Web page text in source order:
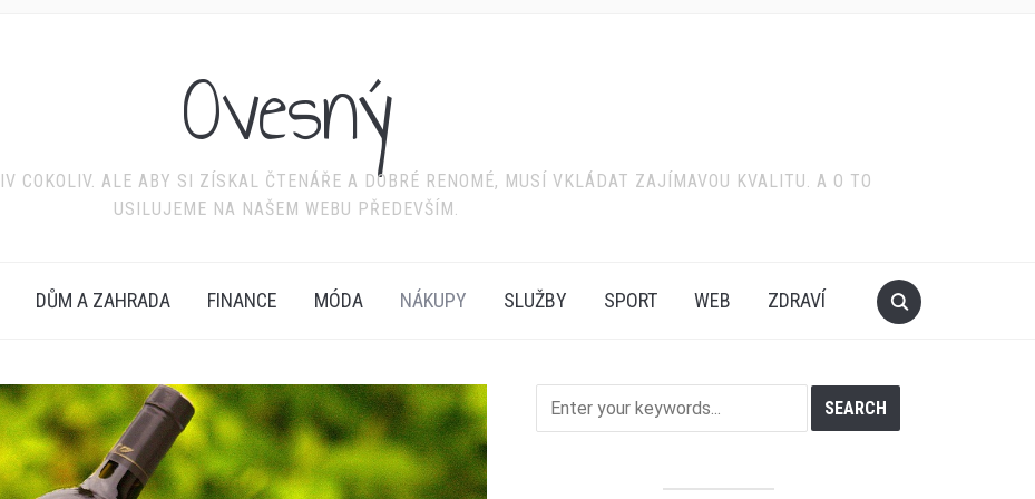
Ovesný
COKOLIV. ALE ABY SI ZÍSKAL ČTENÁŘE A DOBRÉ RENOMÉ, MUSÍ VKLÁDAT ZAJÍMAVOU KVALITU. A O TO
USILUJEME NA NAŠEM WEBU PŘEDEVŠÍM.
DŮM A ZAHRADA FINANCE MÓDA NÁKUPY SLUŽBY SPORT WEB ZDRAVÍ